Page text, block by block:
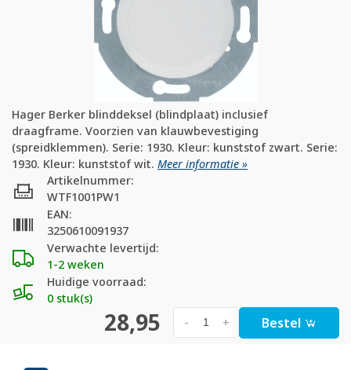
Hager Berker blinddeksel (blindplaat) inclusief
draagframe. Voorzien van klauwbevestiging
(spreidklemmen). Serie: 1930. Kleur: kunststof zwart. Serie:
1930. Kleur: kunststof wit. Meer informatie »
Verwachte levertijd:
1-2 weken
Huidige voorraad:
0 stuk(s)
Artikelnummer:
WTF1001PW1
EAN:
3250610091937
28,95 +
- Bestel